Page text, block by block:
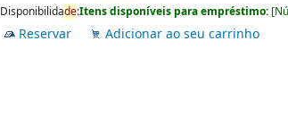
Disponibilidade:Itens disponíveis para empréstimo: [
Reservar Adicionar ao seu carrinho